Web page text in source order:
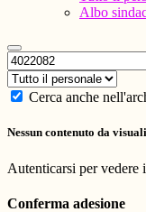
Albo
Cerca anche
Nessun contenuto da
Autenticarsi per vedere
Conferma adesione